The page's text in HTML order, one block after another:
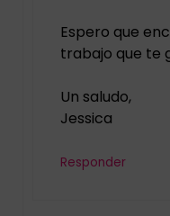
Espero que
trabajo que te
Un saludo,
Jessica
Responder